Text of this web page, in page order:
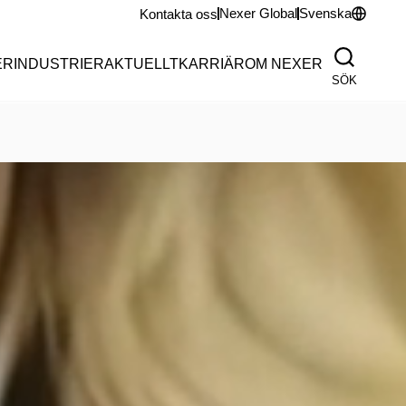
Kontakta oss Nexer GlobalSvenska
INDUSTRIERAKTUELLTKARRIÄROM NEXER
SÖK